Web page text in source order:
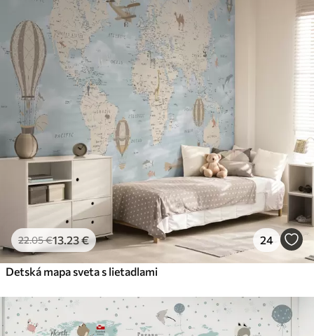
22.05€13 .23€ 24
Detská mapa sveta s lietadlami